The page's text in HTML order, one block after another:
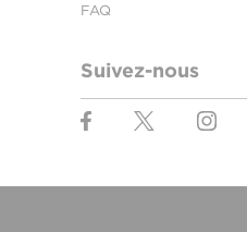
FAQ
Suivez-nous